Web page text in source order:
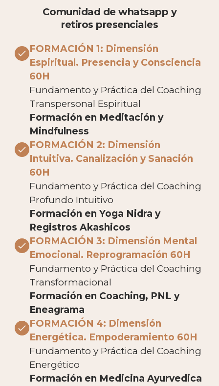
Comunidad de whatsapp y
retiros presenciales
FORMACIÓN 1: Dimensión
Espiritual. Presencia y Consciencia
60H
Fundamento y Práctica del Coaching
Transpersonal Espiritual
Formación en Meditación y
Mindfulness
FORMACIÓN 2: Dimensión
Intuitiva. Canalización y Sanación
60H
Fundamento y Práctica del Coaching
Profundo Intuitivo
Formación en Yoga Nidra y
Registros Akashicos
FORMACIÓN 3: Dimensión Mental
Emocional. Reprogramación 60H
Fundamento y Práctica del Coaching
Transformacional
Formación en Coaching, PNL y
Eneagrama
FORMACIÓN 4: Dimensión
Energética. Empoderamiento 60H
Fundamento y Práctica del Coaching
Energético
Formación en Medicina Ayurvedica